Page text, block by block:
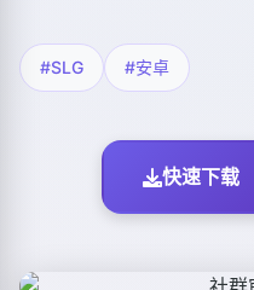
#SLG #安卓
快速下载